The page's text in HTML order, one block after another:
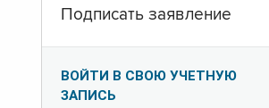
Подписать заявление
ВОЙТИ В СВОЮ УЧЕТНУЮ
ЗАПИСЬ